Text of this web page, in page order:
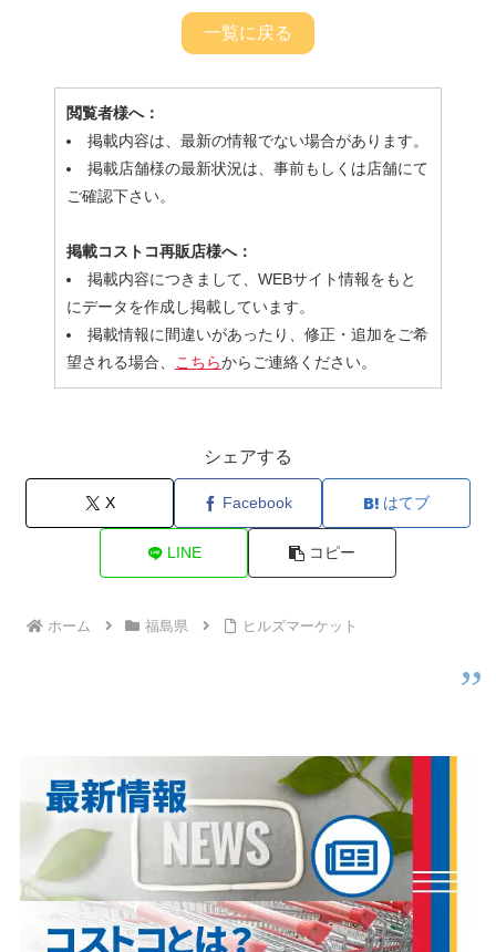
一覧に戻る
閲覧者様へ：
掲載内容は、最新の情報でない場合があります。
掲載店舗様の最新状況は、事前もしくは店舗にて
ご確認下さい。
掲載コストコ再販店様へ：
掲載内容につきまして、WEBサイト情報をもと
にデータを作成し掲載しています。
掲載情報に間違いがあったり、修正・追加をご希
望される場合、 こちらからご連絡ください。
シェアする
X Facebook はてブ
LINE コピー
ホーム 福島県 ヒルズマーケット